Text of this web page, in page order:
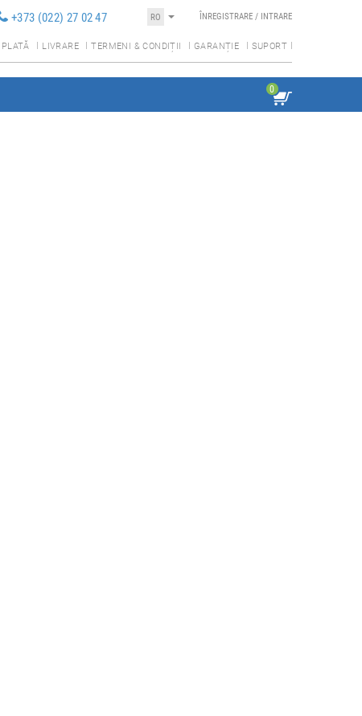
RO ÎNREGISTRARE / INTRARE
+373 (022) 27 02 47
PLATĂ LIVRARE TERMENI & CONDIȚII GARANȚIE SUPORT
0